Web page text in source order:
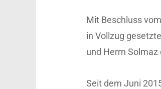
Mit Beschluss
in Vollzug
und Herrn
Seit dem Juni